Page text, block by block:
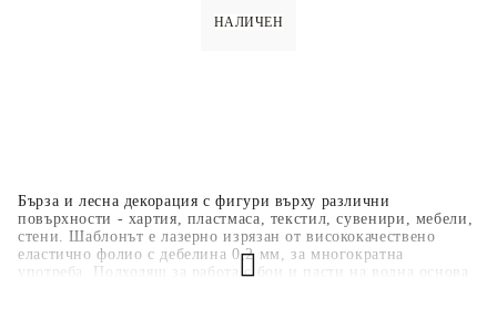
НАЛИЧЕН
Бърза и лесна декорация с фигури върху различни
повърхности - хартия, пластмаса, текстил, сувенири, мебели,
стени. Шаблонът е лазерно изрязан от висококачествено
еластично фолио с дебелина 0,2 мм, за многократна
употреба. Подходящ за работа с бои и пасти на водна основа